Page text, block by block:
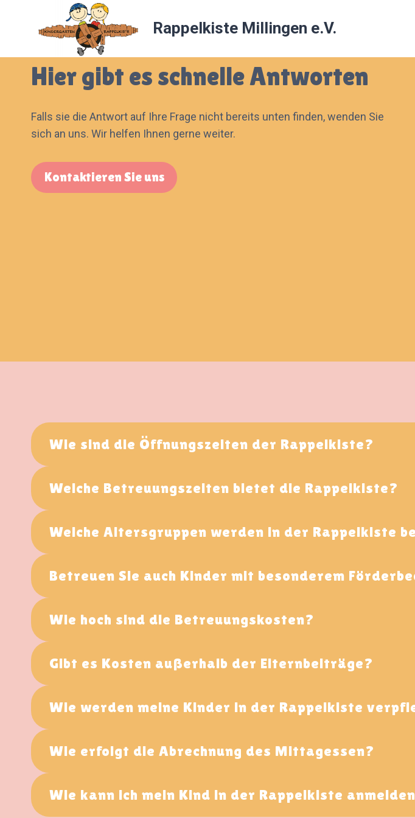
Rappelkiste Millingen e.V.
Hier gibt es schnelle Antworten
Falls sie die Antwort auf Ihre Frage nicht bereits unten finden, wenden Sie
sich an uns. Wir helfen Ihnen gerne weiter.
Kontaktieren Sie uns
Wie sind die Öffnungszeiten der Rappelkiste?
Welche Betreuungszeiten bietet die Rappelkiste?
Welche Altersgruppen werden in der Rappelkiste
Betreuen Sie auch Kinder mit besonderem
Wie hoch sind die Betreuungskosten?
Gibt es Kosten außerhalb der Elternbeiträge?
Wie werden meine Kinder in der Rappelkiste
Wie erfolgt die Abrechnung des Mittagessen?
Wie kann ich mein Kind in der Rappelkiste